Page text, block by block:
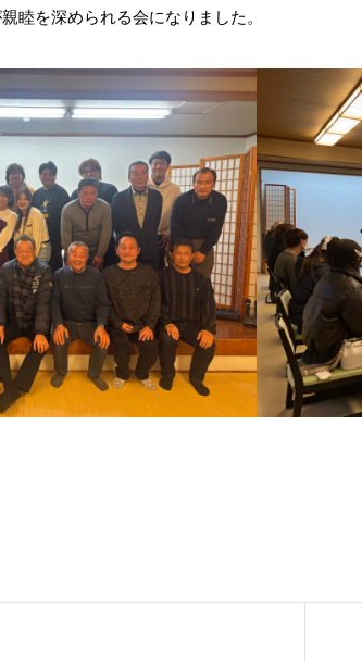
睦を深められる会になりました。